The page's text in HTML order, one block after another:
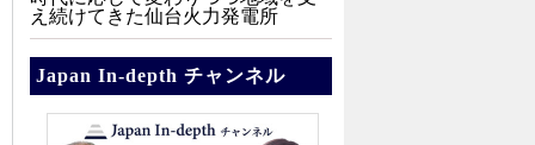
え続けてきた仙台火力発電所
Japan In-depth チャンネル